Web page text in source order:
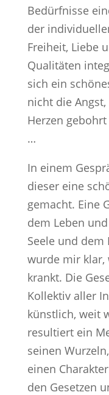
Bedürfnisse
der
Freiheit, Liebe
Qualitäten
sich ein
nicht die
Herzen
…
In einem
dieser eine
gemacht. Eine
dem Leben
Seele und dem
wurde mir klar,
krankt. Die
Kollektiv aller
künstlich, weit
resultiert ein
seinen
einen
den Gesetzen